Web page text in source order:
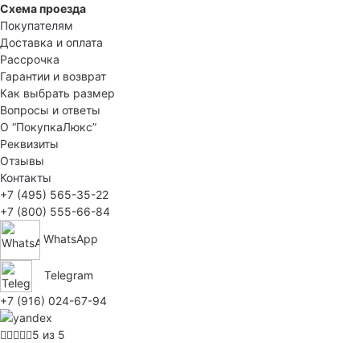
Схема проезда
Покупателям
Доставка и оплата
Рассрочка
Гарантии и возврат
Как выбрать размер
Вопросы и ответы
О “ПокупкаЛюкс”
Реквизиты
Отзывы
Контакты
+7 (495) 565-35-22
+7 (800) 555-66-84
WhatsApp
Telegram
+7 (916) 024-67-94
5 из 5